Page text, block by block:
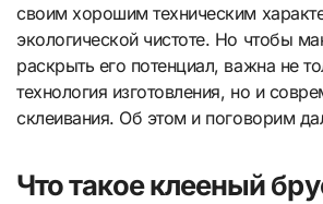
своим хорошим техническим
экологической чистоте. Но чтобы
раскрыть его потенциал, важна не
технология изготовления, но и
склеивания. Об этом и поговорим
Что такое клееный